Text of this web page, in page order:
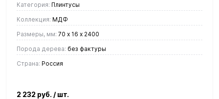
Категория: Плинтусы
Коллекция: МДФ
Размеры, мм: 70 х 16 х 2400
Порода дерева: без фактуры
Страна: Россия
2 232 руб. / шт.